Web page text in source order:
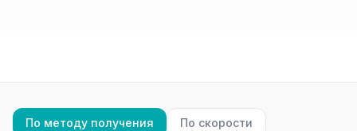
По методу получения По скорости